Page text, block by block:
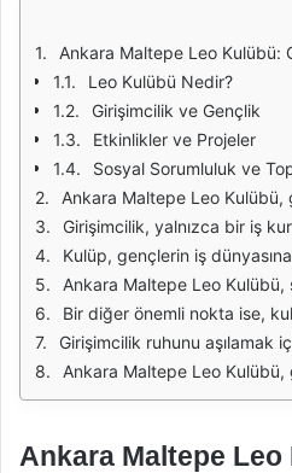
Ankara Maltepe Leo Kulübü:
Leo Kulübü Nedir?
Girişimcilik ve Gençlik
Etkinlikler ve Projeler
Sosyal Sorumluluk ve
Ankara Maltepe Leo Kulübü, gençlerin girişimcilik becerilerini geliştirmek amacıyla çeşitli etkinlikler düzenlemektedir. Bu etkinlikler, gençlerin yaratıcı düşünme,
Girişimcilik, yalnızca bir iş kurmakla sınırlı değildir. Aynı zamanda yenilikçi projeler geliştirmek, sosyal sorumluluk projeleri oluşturmak ve topluma katkıda
Kulüp, gençlerin iş dünyasına daha iyi hazırlanmalarına yardımcı olmak için çeşitli seminerler ve atölye çalışmaları düzenler. Bu etkinliklerde, deneyimli girişimciler ve uzmanlar,
Ankara Maltepe Leo Kulübü, sosyal sorumluluk projeleri ile de dikkat çekmektedir. Kulüp üyeleri, toplumun ihtiyaçlarına duyarlılık göstererek, çeşitli yardım
Bir diğer önemli nokta ise, kulübün gençler arasında bir dayanışma ve iş birliği ortamı yaratmasıdır. Üyeler, birbirleriyle deneyimlerini
Girişimcilik ruhunu aşılamak için yapılan etkinlikler, gençlerin hayallerini gerçeğe dönüştürmelerine yardımcı olur. Kulüp, girişimci fikirleri olan
Ankara Maltepe Leo Kulübü, gençlerin girişimcilik becerilerini geliştirmeye yönelik etkinlikleri ile dikkat çekmektedir. Kulüp, gençlerin hem bireysel
Ankara Maltepe